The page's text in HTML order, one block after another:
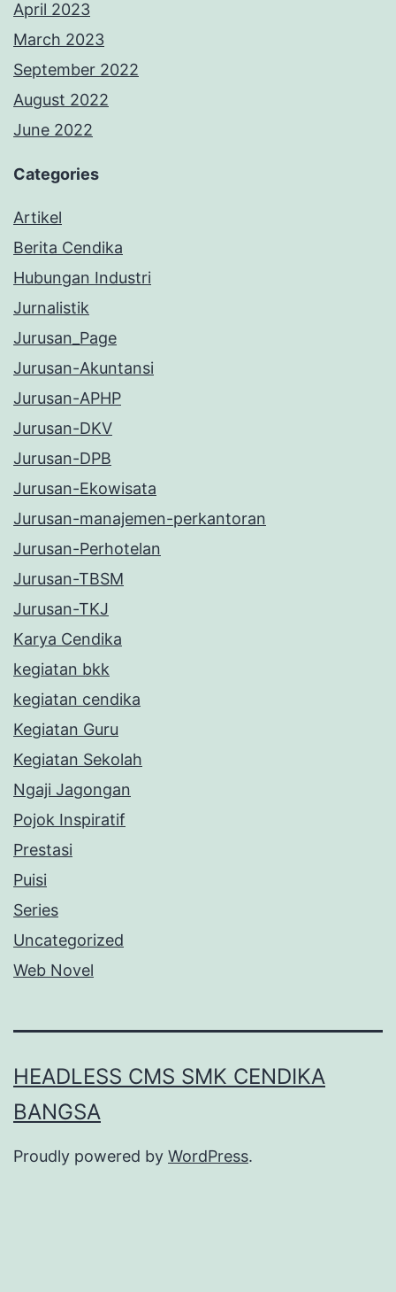
April 2023
March 2023
September 2022
August 2022
June 2022
Categories
Artikel
Berita Cendika
Hubungan Industri
Jurnalistik
Jurusan_Page
Jurusan-Akuntansi
Jurusan-APHP
Jurusan-DKV
Jurusan-DPB
Jurusan-Ekowisata
Jurusan-manajemen-perkantoran
Jurusan-Perhotelan
Jurusan-TBSM
Jurusan-TKJ
Karya Cendika
kegiatan bkk
kegiatan cendika
Kegiatan Guru
Kegiatan Sekolah
Ngaji Jagongan
Pojok Inspiratif
Prestasi
Puisi
Series
Uncategorized
Web Novel
HEADLESS CMS SMK CENDIKA
BANGSA
Proudly powered by WordPress.